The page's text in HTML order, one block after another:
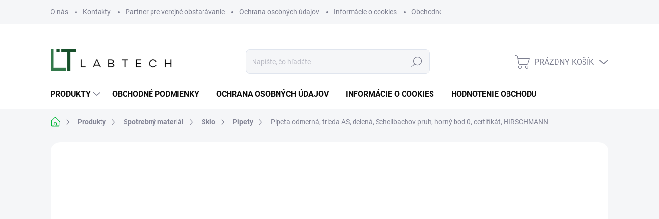
O nás Kontakty Partner pre verejné obstarávanie Ochrana osobných údajov Informácie o cookies Obchodné podmienky
Hľadať
NÁKUPNÝ
PRÁZDNY KOŠÍK
PRODUKTY OBCHODNÉ PODMIENKY OCHRANA OSOBNÝCH ÚDAJOV INFORMÁCIE O COOKIES HODNOTENIE OBCHODU
DomovProdukty Spotrebný materiál Sklo Pipety Pipeta odmerná, trieda AS, delená, Schellbachov pruh, horný bod 0, certifikát, HIRSCHMANN